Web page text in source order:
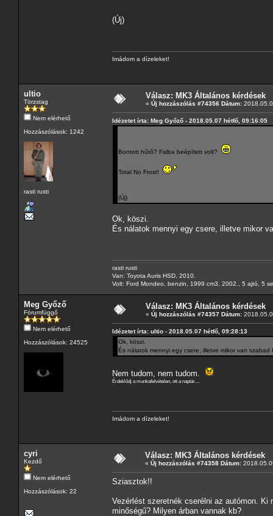
(Új)
Imádom a dízeleket!
ultio
Törzstag
Nem elérhető
Hozzászólások: 1242
rasti rusti
Válasz: MK3 Általános kérdések
« Új hozzászólás #74356 Dátum:
Idézetet írta: Meg Győző - 2018.05.07 hétfő, 09:16:05
Bontott hűtő? Falba beépített volt?
Total No Frost!
(Új)
Ok, köszi.
És nálatok mennyi egy csere, illetve mikor
rasti rusti
Van: Toyota Auris HSD, 2010.
Volt: Ford Mondeo, benzin, 1999 cm3, 2002., 5 ajtó, 5
Meg Győző
Fórumfüggő
Nem elérhető
Hozzászólások: 24525
Válasz: MK3 Általános kérdések
« Új hozzászólás #74357 Dátum:
Idézetet írta: ultio - 2018.05.07 hétfő, 09:28:13
Ok, köszi.
És nálatok mennyi egy csere, illetve mikor van szabad
Nem tudom, nem tudom.
Érdeklődj a munkafelvételen, ott a naptár....
Imádom a dízeleket!
cyri
Kezdő
Nem elérhető
Hozzászólások: 22
Válasz: MK3 Általános kérdések
« Új hozzászólás #74358 Dátum:
Sziasztok!!
Vezérlést szeretnék cserélni az autómon.
minőségű? Milyen árban vannak kb?